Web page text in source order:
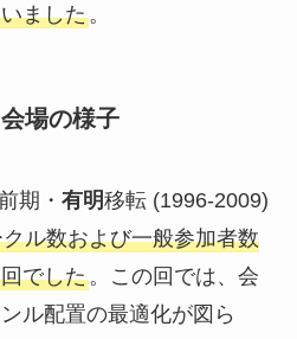
ました。
場の様子
期・ 有明移転 (1996-2009)
ル数および一般参加者数
でした。この回では、会
ル配置の最適化が図ら